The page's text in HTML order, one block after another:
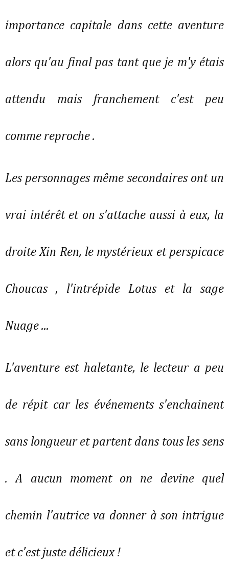
importance capitale dans cette aventure
alors qu'au final pas tant que je m'y étais
attendu mais franchement c'est peu
comme reproche .
Les personnages même secondaires ont un
vrai intérêt et on s'attache aussi à eux, la
droite Xin Ren, le mystérieux et perspicace
Choucas , l'intrépide Lotus et la sage
Nuage ...
L'aventure est haletante, le lecteur a peu
de répit car les événements s'enchainent
sans longueur et partent dans tous les sens
. A aucun moment on ne devine quel
chemin l'autrice va donner à son intrigue
et c'est juste délicieux !